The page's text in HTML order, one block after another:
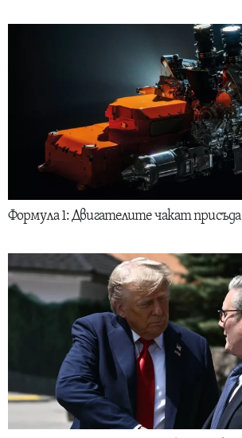
Формула 1: Двигателите чакат присъда